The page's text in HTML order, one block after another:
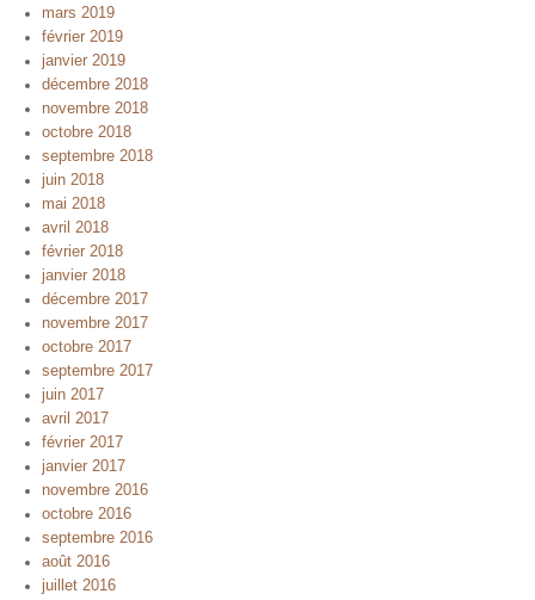
mars 2019
février 2019
janvier 2019
décembre 2018
novembre 2018
octobre 2018
septembre 2018
juin 2018
mai 2018
avril 2018
février 2018
janvier 2018
décembre 2017
novembre 2017
octobre 2017
septembre 2017
juin 2017
avril 2017
février 2017
janvier 2017
novembre 2016
octobre 2016
septembre 2016
août 2016
juillet 2016